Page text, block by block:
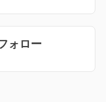
ォロー